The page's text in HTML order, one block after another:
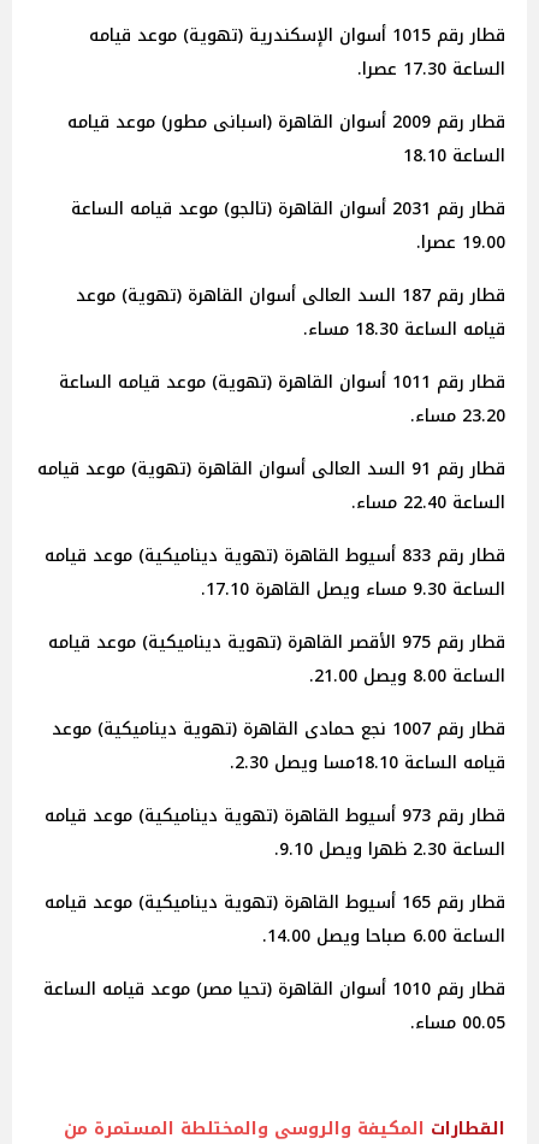
قطار رقم 1015 أسوان الإسكندرية (تهوية) موعد قيامه
الساعة 17.30 عصرا.
قطار رقم 2009 أسوان القاهرة (اسبانى مطور) موعد قيامه
الساعة 18.10
قطار رقم 2031 أسوان القاهرة (تالجو) موعد قيامه الساعة
19.00 عصرا.
قطار رقم 187 السد العالى أسوان القاهرة (تهوية) موعد
قيامه الساعة 18.30 مساء.
قطار رقم 1011 أسوان القاهرة (تهوية) موعد قيامه الساعة
23.20 مساء.
قطار رقم 91 السد العالى أسوان القاهرة (تهوية) موعد قيامه
الساعة 22.40 مساء.
قطار رقم 833 أسيوط القاهرة (تهوية ديناميكية) موعد قيامه
الساعة 9.30 مساء ويصل القاهرة 17.10.
قطار رقم 975 الأقصر القاهرة (تهوية ديناميكية) موعد قيامه
الساعة 8.00 ويصل 21.00.
قطار رقم 1007 نجع حمادى القاهرة (تهوية ديناميكية) موعد
قيامه الساعة 18.10مسا ويصل 2.30.
قطار رقم 973 أسيوط القاهرة (تهوية ديناميكية) موعد قيامه
الساعة 2.30 ظهرا ويصل 9.10.
قطار رقم 165 أسيوط القاهرة (تهوية ديناميكية) موعد قيامه
الساعة 6.00 صباحا ويصل 14.00.
قطار رقم 1010 أسوان القاهرة (تحيا مصر) موعد قيامه الساعة
00.05 مساء.
القطارات المكيفة والروسى والمختلطة المستمرة من